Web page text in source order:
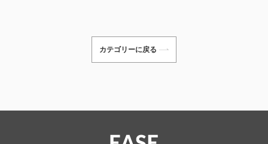
カテゴリーに戻る